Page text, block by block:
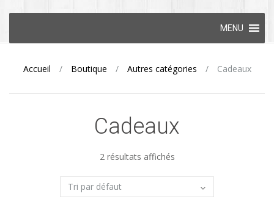
content
MENU
Accueil / Boutique / Autres catégories / Cadeaux
Cadeaux
2 résultats affichés